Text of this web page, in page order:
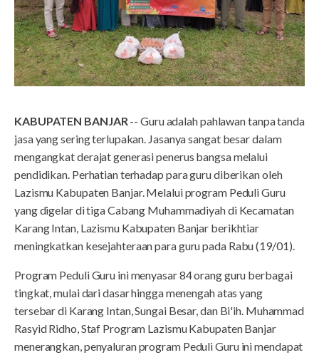
KABUPATEN BANJAR -- Guru adalah pahlawan tanpa tanda
jasa yang sering terlupakan. Jasanya sangat besar dalam
mengangkat derajat generasi penerus bangsa melalui
pendidikan. Perhatian terhadap para guru diberikan oleh
Lazismu Kabupaten Banjar. Melalui program Peduli Guru
yang digelar di tiga Cabang Muhammadiyah di Kecamatan
Karang Intan, Lazismu Kabupaten Banjar berikhtiar
meningkatkan kesejahteraan para guru pada Rabu (19/01).
Program Peduli Guru ini menyasar 84 orang guru berbagai
tingkat, mulai dari dasar hingga menengah atas yang
tersebar di Karang Intan, Sungai Besar, dan Bi'ih. Muhammad
Rasyid Ridho, Staf Program Lazismu Kabupaten Banjar
menerangkan, penyaluran program Peduli Guru ini mendapat